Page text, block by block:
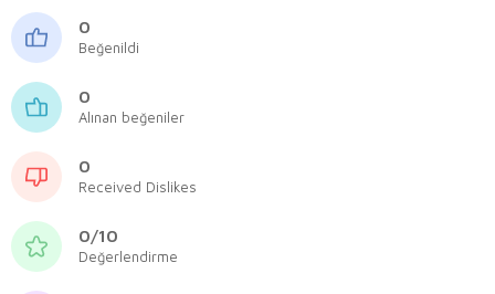
0
Beğenildi
0
Alınan beğeniler
0
Received Dislikes
0/10
Değerlendirme